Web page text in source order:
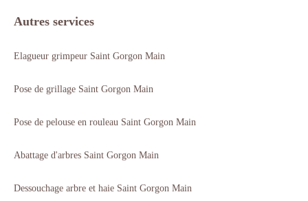
Autres services
Elagueur grimpeur Saint Gorgon Main
Pose de grillage Saint Gorgon Main
Pose de pelouse en rouleau Saint Gorgon Main
Abattage d'arbres Saint Gorgon Main
Dessouchage arbre et haie Saint Gorgon Main